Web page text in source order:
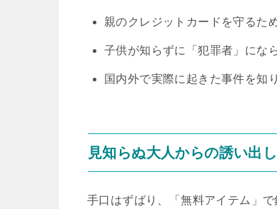
親のクレジットカードを守るた
子供が知らずに「犯罪者」にな
国内外で実際に起きた事件を知
見知らぬ大人からの誘い出
手口はずばり、「無料アイテム」